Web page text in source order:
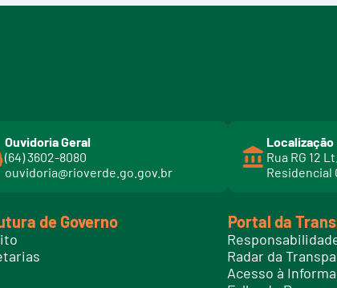
Ouvidoria Geral
(64) 3602-8080
ouvidoria@rioverde.go.gov.br
Localização
Rua RG 12
Residencial
de Governo Portal da
Radar da
Acesso à